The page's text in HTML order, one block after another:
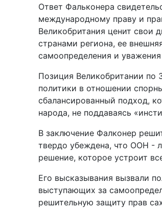
Ответ Фальконера
международному праву и
Великобритания ценит свои
странами региона, ее
самоопределения и уважения
Позиция Великобритании по
политики в отношении
сбалансированный подход,
народа, не поддаваясь
В заключение Фалконер
твердо убеждена, что ООН -
решение, которое устроит
Его высказывания вызвали
выступающих за
решительную защиту прав